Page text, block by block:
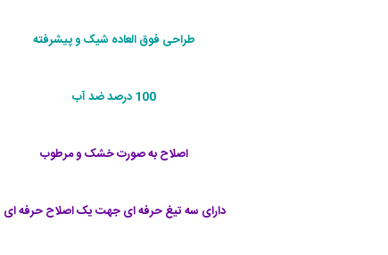
طراحی فوق العاده شیک و پيشرفته
100 درصد ضد آب
اصلاح به صورت خشک و مرطوب
دارای سه تیغ حرفه ای جهت یک اصلاح حرفه ای